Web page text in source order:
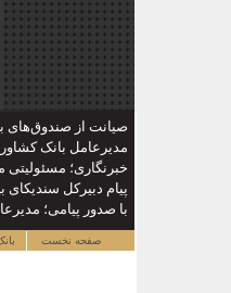
صیانت از صندوق‌های
مدیرعامل بانک
خبرنگاری؛ مسئولیتی
پیام دبیرکل سندیکای
با صدور پیامی؛
صفحه نخست